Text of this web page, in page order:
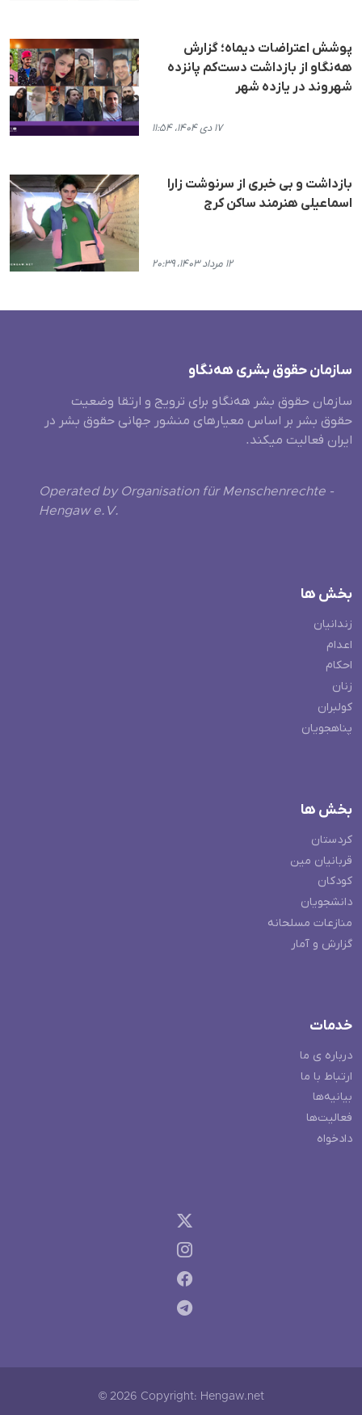
پوشش اعتراضات دیماه؛ گزارش
هه‌نگاو از بازداشت دست‌کم پانزده
شهروند در یازده شهر
۱۷ دی ۱۴۰۴، ۱۱:۵۴
بازداشت و بی خبری از سرنوشت زارا
اسماعیلی هنرمند ساکن کرج
۱۲ مرداد ۱۴۰۳، ۲۰:۳۹
سازمان حقوق بشری هەنگاو
سازمان حقوق بشر هه‌نگاو برای ترویج و ارتقا وضعیت
حقوق بشر بر اساس معیارهای منشور جهانی حقوق بشر در
ایران فعالیت میکند.
Operated by Organisation für Menschenrechte -
Hengaw e.V.
بخش ها
زندانیان
اعدام
احکام
زنان
کولبران
پناهجویان
بخش ها
کردستان
قربانیان مین
کودکان
دانشجویان
منازعات مسلحانه
گزارش و آمار
خدمات
درباره ی ما
ارتباط با ما
بیانیه‌ها
فعالیت‌ها
دادخواه
© 2026 Copyright: Hengaw.net